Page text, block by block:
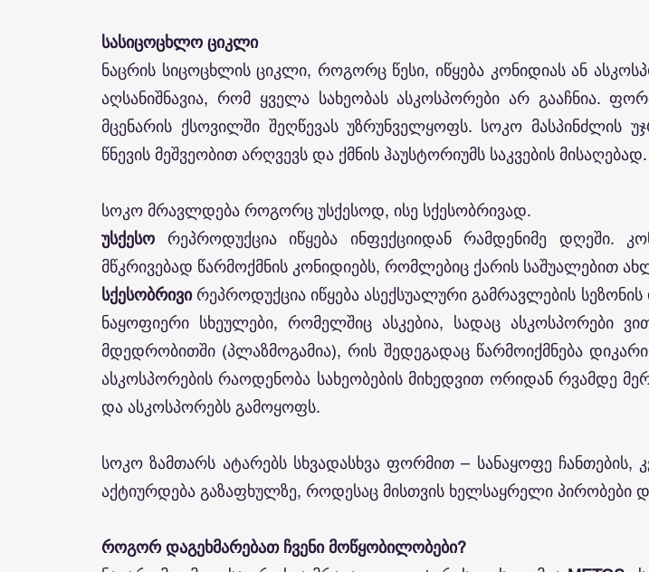
სასიცოცხლო ციკლი
ნაცრის სიცოცხლის ციკლი, როგორც წესი, იწყება კონიდიას ან
აღსანიშნავია, რომ ყველა სახეობას ასკოსპორები არ გააჩნია.
მცენარის ქსოვილში შეღწევას უზრუნველყოფს. სოკო მასპინძლის
წნევის მეშვეობით არღვევს და ქმნის ჰაუსტორიუმს საკვების მისაღებად.
სოკო მრავლდება როგორც უსქესოდ, ისე სქესობრივად.
უსქესო რეპროდუქცია იწყება ინფექციიდან რამდენიმე დღეში.
მწკრივებად წარმოქმნის კონიდიებს, რომლებიც ქარის საშუალებით
სქესობრივი რეპროდუქცია იწყება ასექსუალური გამრავლების
ნაყოფიერი სხეულები, რომელშიც ასკებია, სადაც ასკოსპორები
მდედრობითში (პლაზმოგამია), რის შედეგადაც წარმოიქმნება
ასკოსპორების რაოდენობა სახეობების მიხედვით ორიდან რვამდე
და ასკოსპორებს გამოყოფს.
სოკო ზამთარს ატარებს სხვადასხვა ფორმით – სანაყოფე ჩანთების,
აქტიურდება გაზაფხულზე, როდესაც მისთვის ხელსაყრელი პირობები
როგორ დაგეხმარებათ ჩვენი მოწყობილობები?